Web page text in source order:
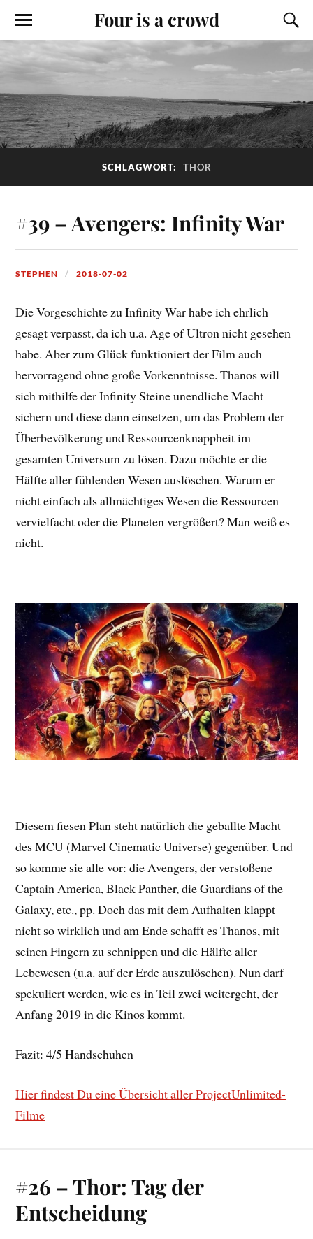
Four is a crowd
SCHLAGWORT: THOR
#39 – Avengers: Infinity War
STEPHEN 2018-07-02
Die Vorgeschichte zu Infinity War habe ich ehrlich
gesagt verpasst, da ich u.a. Age of Ultron nicht gesehen
habe. Aber zum Glück funktioniert der Film auch
hervorragend ohne große Vorkenntnisse. Thanos will
sich mithilfe der Infinity Steine unendliche Macht
sichern und diese dann einsetzen, um das Problem der
Überbevölkerung und Ressourcenknappheit im
gesamten Universum zu lösen. Dazu möchte er die
Hälfte aller fühlenden Wesen auslöschen. Warum er
nicht einfach als allmächtiges Wesen die Ressourcen
vervielfacht oder die Planeten vergrößert? Man weiß es
nicht.
Diesem fiesen Plan steht natürlich die geballte Macht
des MCU (Marvel Cinematic Universe) gegenüber. Und
so komme sie alle vor: die Avengers, der verstoßene
Captain America, Black Panther, die Guardians of the
Galaxy, etc., pp. Doch das mit dem Aufhalten klappt
nicht so wirklich und am Ende schafft es Thanos, mit
seinen Fingern zu schnippen und die Hälfte aller
Lebewesen (u.a. auf der Erde auszulöschen). Nun darf
spekuliert werden, wie es in Teil zwei weitergeht, der
Anfang 2019 in die Kinos kommt.
Fazit: 4/5 Handschuhen
Hier findest Du eine Übersicht aller ProjectUnlimited-
Filme
#26 – Thor: Tag der
Entscheidung